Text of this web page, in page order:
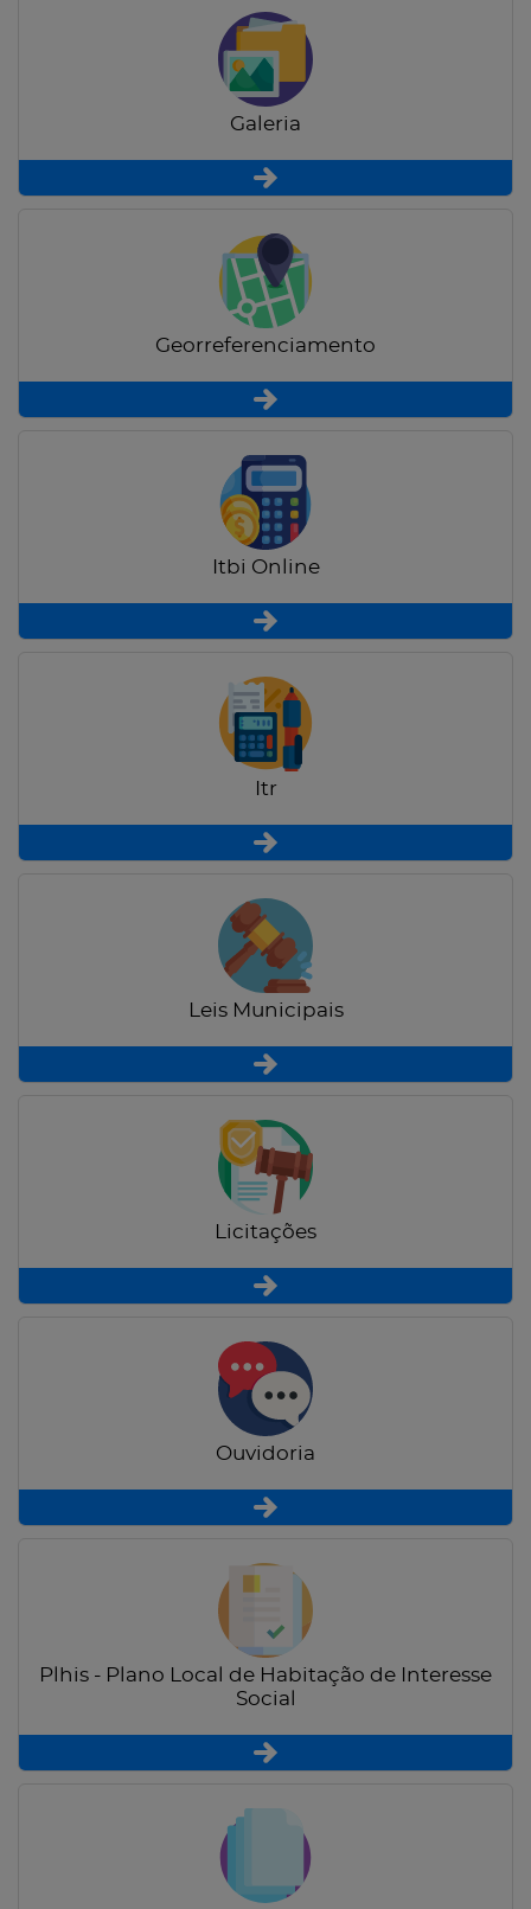
Galeria
Georreferenciamento
Itbi Online
Itr
Leis Municipais
Licitações
Ouvidoria
Plhis - Plano Local de Habitação de Interesse
Social